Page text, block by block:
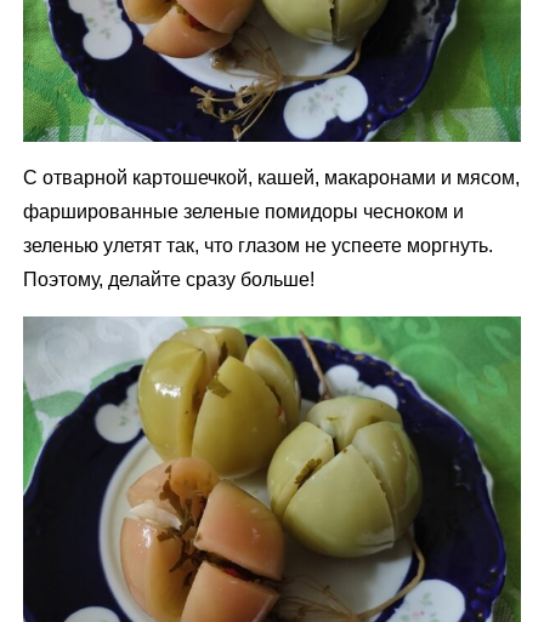
С отварной картошечкой, кашей, макаронами и мясом,
фаршированные зеленые помидоры чесноком и
зеленью улетят так, что глазом не успеете моргнуть.
Поэтому, делайте сразу больше!